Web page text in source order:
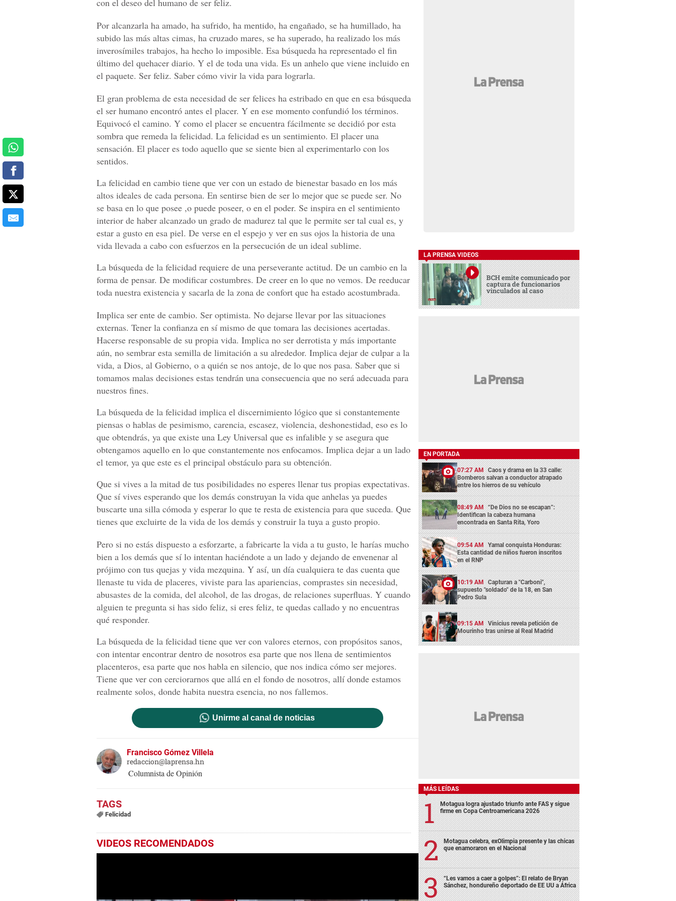
Por alcanzarla ha amado, ha sufrido, ha mentido, ha engañado, se ha humillado, ha
subido las más altas cimas, ha cruzado mares, se ha superado, ha realizado los más
inverosímiles trabajos, ha hecho lo imposible. Esa búsqueda ha representado el fin
último del quehacer diario. Y el de toda una vida. Es un anhelo que viene incluido en
el paquete. Ser feliz. Saber cómo vivir la vida para lograrla.
El gran problema de esta necesidad de ser felices ha estribado en que en esa búsqueda
el ser humano encontró antes el placer. Y en ese momento confundió los términos.
Equivocó el camino. Y como el placer se encuentra fácilmente se decidió por esta
sombra que remeda la felicidad. La felicidad es un sentimiento. El placer una
sensación. El placer es todo aquello que se siente bien al experimentarlo con los
sentidos.
La felicidad en cambio tiene que ver con un estado de bienestar basado en los más
altos ideales de cada persona. En sentirse bien de ser lo mejor que se puede ser. No
se basa en lo que posee ,o puede poseer, o en el poder. Se inspira en el sentimiento
interior de haber alcanzado un grado de madurez tal que le permite ser tal cual es, y
estar a gusto en esa piel. De verse en el espejo y ver en sus ojos la historia de una
vida llevada a cabo con esfuerzos en la persecución de un ideal sublime.
La búsqueda de la felicidad requiere de una perseverante actitud. De un cambio en la
forma de pensar. De modificar costumbres. De creer en lo que no vemos. De reeducar
toda nuestra existencia y sacarla de la zona de confort que ha estado acostumbrada.
Implica ser ente de cambio. Ser optimista. No dejarse llevar por las situaciones
externas. Tener la confianza en sí mismo de que tomara las decisiones acertadas.
Hacerse responsable de su propia vida. Implica no ser derrotista y más importante
aún, no sembrar esta semilla de limitación a su alrededor. Implica dejar de culpar a la
vida, a Dios, al Gobierno, o a quién se nos antoje, de lo que nos pasa. Saber que si
tomamos malas decisiones estas tendrán una consecuencia que no será adecuada para
nuestros fines.
La búsqueda de la felicidad implica el discernimiento lógico que si constantemente
piensas o hablas de pesimismo, carencia, escasez, violencia, deshonestidad, eso es lo
que obtendrás, ya que existe una Ley Universal que es infalible y se asegura que
obtengamos aquello en lo que constantemente nos enfocamos. Implica dejar a un lado
el temor, ya que este es el principal obstáculo para su obtención.
Que si vives a la mitad de tus posibilidades no esperes llenar tus propias expectativas.
Que sí vives esperando que los demás construyan la vida que anhelas ya puedes
buscarte una silla cómoda y esperar lo que te resta de existencia para que suceda. Que
tienes que excluirte de la vida de los demás y construir la tuya a gusto propio.
Pero si no estás dispuesto a esforzarte, a fabricarte la vida a tu gusto, le harías mucho
bien a los demás que sí lo intentan haciéndote a un lado y dejando de envenenar al
prójimo con tus quejas y vida mezquina. Y así, un día cualquiera te das cuenta que
llenaste tu vida de placeres, viviste para las apariencias, comprastes sin necesidad,
abusastes de la comida, del alcohol, de las drogas, de relaciones superfluas. Y cuando
alguien te pregunta si has sido feliz, si eres feliz, te quedas callado y no encuentras
qué responder.
La búsqueda de la felicidad tiene que ver con valores eternos, con propósitos sanos,
con intentar encontrar dentro de nosotros esa parte que nos llena de sentimientos
placenteros, esa parte que nos habla en silencio, que nos indica cómo ser mejores.
Tiene que ver con cerciorarnos que allá en el fondo de nosotros, allí donde estamos
realmente solos, donde habita nuestra esencia, no nos fallemos.
Unirme al canal de noticias
Francisco Gómez Villela
redaccion@laprensa.hn
Columnista de Opinión
Felicidad
VIDEOS RECOMENDADOS
LA PRENSA VIDEOS
BCH emite comunicado por
captura de funcionarios
vinculados al caso
EN PORTADA
07:27 AM Caos y drama en la 33 calle:
Bomberos salvan a conductor atrapado
entre los hierros de su vehículo
08:49 AM “De Dios no se escapan”:
Identifican la cabeza humana
encontrada en Santa Rita, Yoro
09:54 AM Yamal conquista Honduras:
Esta cantidad de niños fueron inscritos
en el RNP
10:19 AM Capturan a "Carboni",
supuesto "soldado" de la 18, en San
Pedro Sula
09:15 AM Vinicius revela petición de
Mourinho tras unirse al Real Madrid
MÁS LEÍDAS
Motagua logra ajustado triunfo ante FAS y sigue
firme en Copa Centroamericana 2026
Motagua celebra, exOlimpia presente y las chicas
que enamoraron en el Nacional
“Les vamos a caer a golpes”: El relato de Bryan
Sánchez, hondureño deportado de EE UU a África